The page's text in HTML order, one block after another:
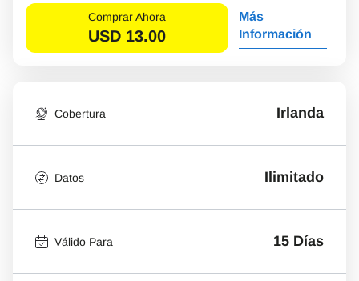
Comprar Ahora
USD 13.00
Más
Información
Cobertura Irlanda
Datos Ilimitado
Válido Para 15 Días